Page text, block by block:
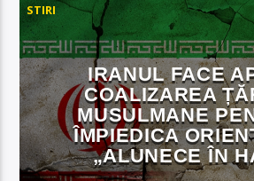
STIRI
IRANUL FACE
COALIZAREA
MUSULMANE
ÎMPIEDICA
„ALUNECE ÎN